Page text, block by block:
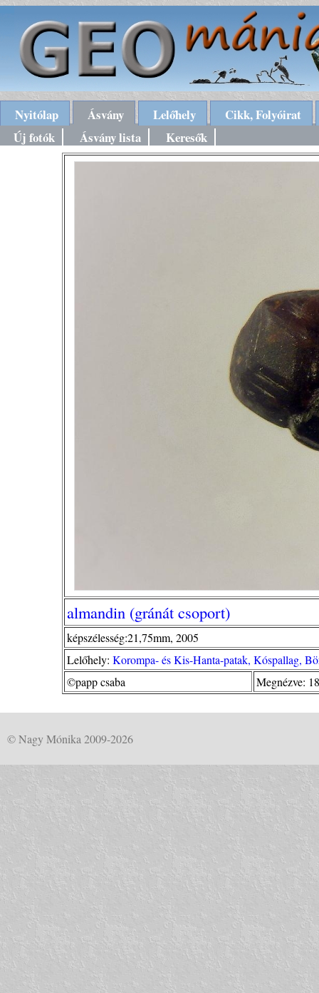
Nyitólap Ásvány Lelőhely
Cikk, Folyóirat
Új fotók
Ásvány lista Keresők
almandin (gránát csoport)
képszélesség:21,75mm, 2005
Lelőhely: Korompa- és Kis-Hanta-patak, Kóspallag,
©papp csaba
Megnézve:
© Nagy Mónika 2009-2026